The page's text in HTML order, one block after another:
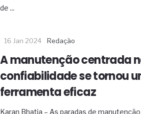
má-fé para tentar criar uma
ânus
de ovário
da fadiga crônica
cabelos ou calvície
o resultado positivo
em estruturas hidráulicas de
de ...
16 Jan 2024 Redação
A manutenção centrada
confiabilidade se tornou
ferramenta eficaz
Karan Bhatia – As paradas de